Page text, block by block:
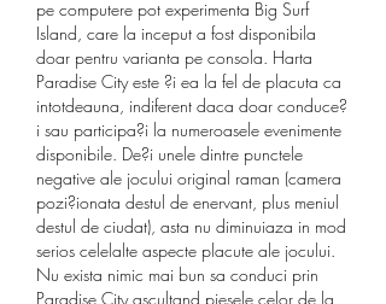
pe computere pot experimenta Big Surf
Island, care la inceput a fost disponibila
doar pentru varianta pe consola. Harta
Paradise City este ?i ea la fel de placuta ca
intotdeauna, indiferent daca doar conduce?
i sau participa?i la numeroasele evenimente
disponibile. De?i unele dintre punctele
negative ale jocului original raman (camera
pozi?ionata destul de enervant, plus meniul
destul de ciudat), asta nu diminuiaza in mod
serios celelalte aspecte placute ale jocului.
Nu exista nimic mai bun sa conduci prin
Paradise City ascultand piesele celor de la